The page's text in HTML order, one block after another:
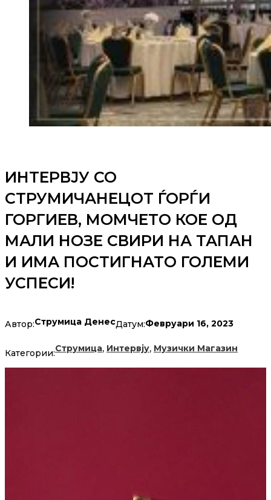
ИНТЕРВЈУ СО
СТРУМИЧАНЕЦОТ ЃОРЃИ
ГОРГИЕВ, МОМЧЕТО КОЕ ОД
МАЛИ НОЗЕ СВИРИ НА ТАПАН
И ИМА ПОСТИГНАТО ГОЛЕМИ
УСПЕСИ!
Автор:Струмица ДенесДатум:Февруари 16, 2023
Категории:Струмица, Интервју, Музички Магазин